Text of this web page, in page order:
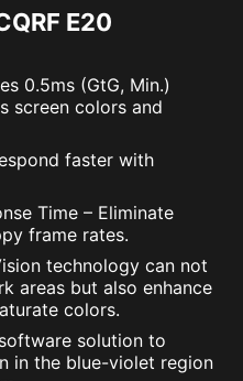
E20
0.5ms (GtG, Min.)
screen colors and
faster with
Time – Eliminate
frame rates.
technology can not
areas but also enhance
colors.
solution to
in the blue-violet region